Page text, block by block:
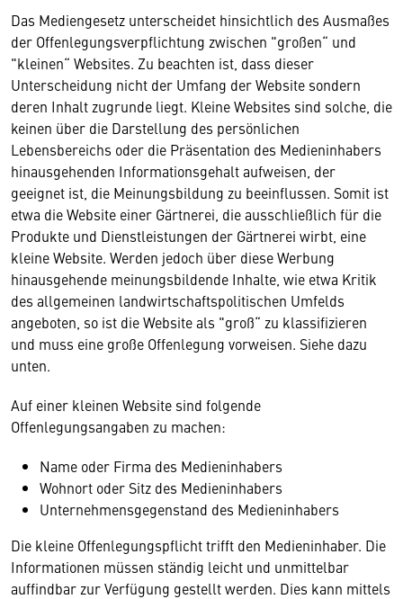
Das Mediengesetz unterscheidet hinsichtlich des Ausmaßes
der Offenlegungsverpflichtung zwischen "großen“ und
"kleinen“ Websites. Zu beachten ist, dass dieser
Unterscheidung nicht der Umfang der Website sondern
deren Inhalt zugrunde liegt. Kleine Websites sind solche, die
keinen über die Darstellung des persönlichen
Lebensbereichs oder die Präsentation des Medieninhabers
hinausgehenden Informationsgehalt aufweisen, der
geeignet ist, die Meinungsbildung zu beeinflussen. Somit ist
etwa die Website einer Gärtnerei, die ausschließlich für die
Produkte und Dienstleistungen der Gärtnerei wirbt, eine
kleine Website. Werden jedoch über diese Werbung
hinausgehende meinungsbildende Inhalte, wie etwa Kritik
des allgemeinen landwirtschaftspolitischen Umfelds
angeboten, so ist die Website als "groß“ zu klassifizieren
und muss eine große Offenlegung vorweisen. Siehe dazu
unten.
Auf einer kleinen Website sind folgende
Offenlegungsangaben zu machen:
Name oder Firma des Medieninhabers
Wohnort oder Sitz des Medieninhabers
Unternehmensgegenstand des Medieninhabers
Die kleine Offenlegungspflicht trifft den Medieninhaber. Die
Informationen müssen ständig leicht und unmittelbar
auffindbar zur Verfügung gestellt werden. Dies kann mittels